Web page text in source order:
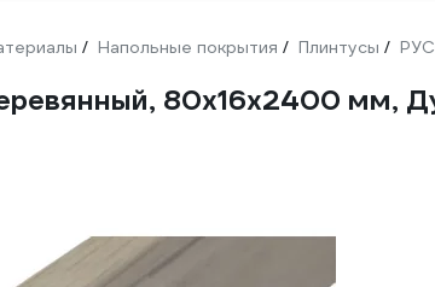
/ Напольные покрытия / Плинтусы /
80х16х2400 мм,